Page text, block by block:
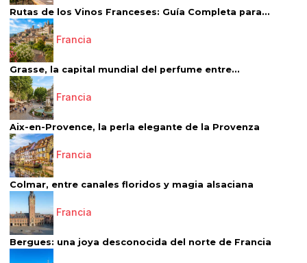
Rutas de los Vinos Franceses: Guía Completa para...
Francia
Grasse, la capital mundial del perfume entre...
Francia
Aix-en-Provence, la perla elegante de la Provenza
Francia
Colmar, entre canales floridos y magia alsaciana
Francia
Bergues: una joya desconocida del norte de Francia